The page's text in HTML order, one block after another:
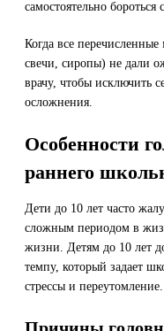
самостоятельно бороться
Когда все
свечи, сиропы) не дали
врачу, чтобы исключить
осложнения.
Особенности
раннего
Дети до 10 лет часто
сложным периодом в
жизни. Детям до 10 лет
темпу, который задает
стрессы и переутомление.